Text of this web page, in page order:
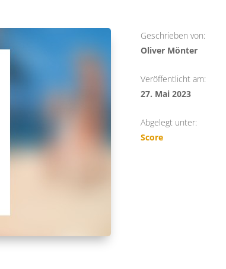
Geschrieben von:
Oliver Mönter
Veröffentlicht am:
27. Mai 2023
Abgelegt unter:
Score